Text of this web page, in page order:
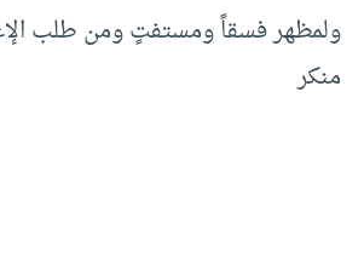
ولمظهر فسقاً ومستفتٍ ومن طلب
منكر